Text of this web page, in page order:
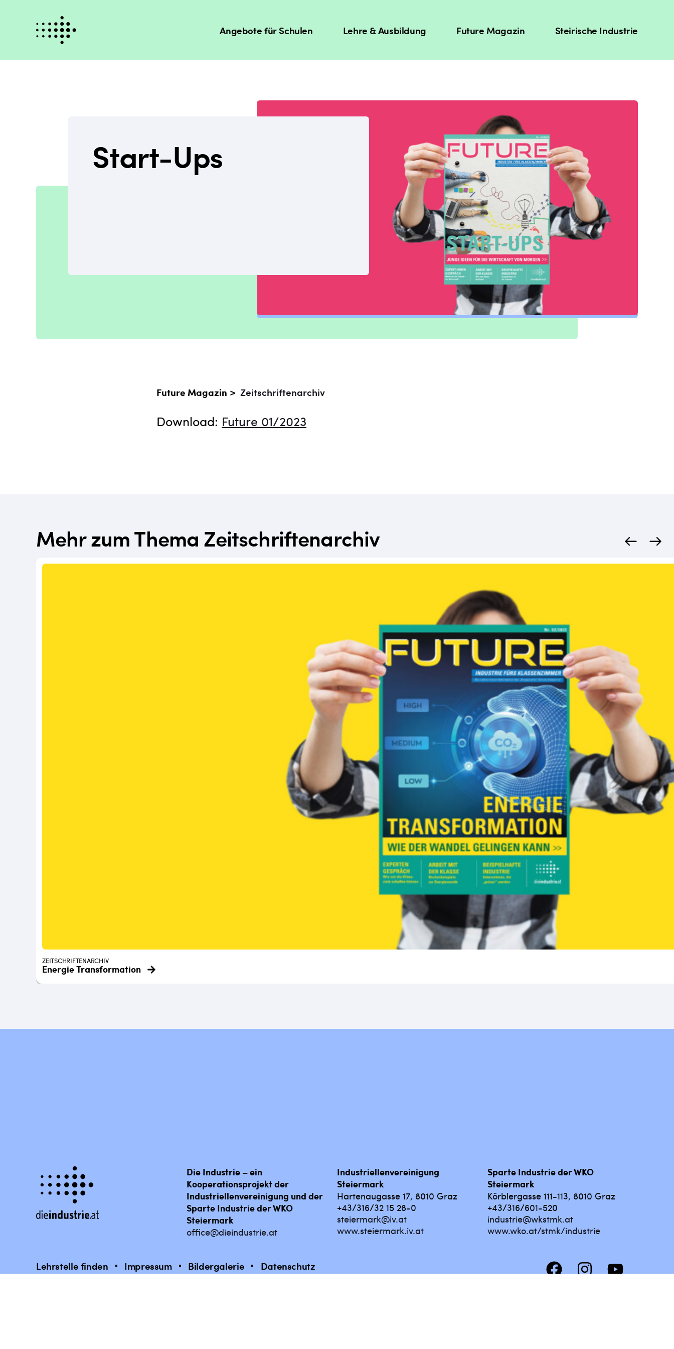
Angebote für Schulen Lehre & Ausbildung Future Magazin Steirische Industrie
Start-Ups
Future Magazin > Zeitschriftenarchiv
Download: Future 01/2023
Mehr zum Thema Zeitschriftenarchiv
ZEITSCHRIFTENARCHIV
Energie Transformation
Die Industrie – ein
Kooperationsprojekt der
Industriellenvereinigung und der
Sparte Industrie der WKO
Steiermark
office@dieindustrie.at
Industriellenvereinigung
Steiermark
Hartenaugasse 17, 8010 Graz
+43/316/32 15 28-0
steiermark@iv.at
www.steiermark.iv.at
Sparte Industrie der WKO
Steiermark
Körblergasse 111-113, 8010 Graz
+43/316/601-520
industrie@wkstmk.at
www.wko.at/stmk/industrie
Lehrstelle finden Impressum Bildergalerie Datenschutz